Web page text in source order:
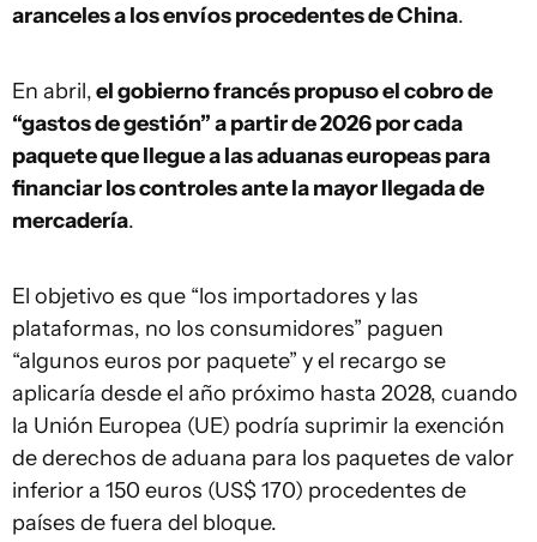
aranceles a los envíos procedentes de China.
En abril,el gobierno francés propuso el cobro de
“gastos de gestión” a partir de 2026 por cada
paquete que llegue a las aduanas europeas para
financiar los controles ante la mayor llegada de
mercadería.
El objetivo es que “los importadores y las
plataformas, no los consumidores” paguen
“algunos euros por paquete” y el recargo se
aplicaría desde el año próximo hasta 2028, cuando
la Unión Europea (UE) podría suprimir la exención
de derechos de aduana para los paquetes de valor
inferior a 150 euros (US$ 170) procedentes de
países de fuera del bloque.